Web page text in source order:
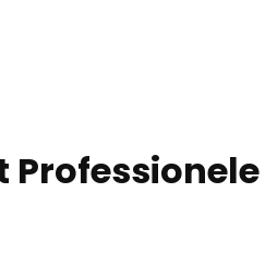
Professionele